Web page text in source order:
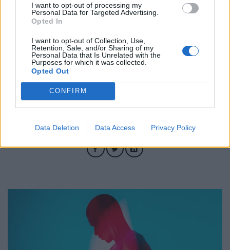
I want to opt-out of processing my
Personal Data for Targeted Advertising.
Opted In
I want to opt-out of Collection, Use,
Retention, Sale, and/or Sharing of my
Personal Data that Is Unrelated with the
Purposes for which it was collected.
Opted Out
CONFIRM
Data Deletion Data Access Privacy Policy
Tα Instagram Reels τρέχουν συνεχώς, είναι
αμέτρητα. Πλέον όμως οι θεατές συχνά
αναρωτιούνται, «Τι έκανα για να το αξίζω
αυτό;».